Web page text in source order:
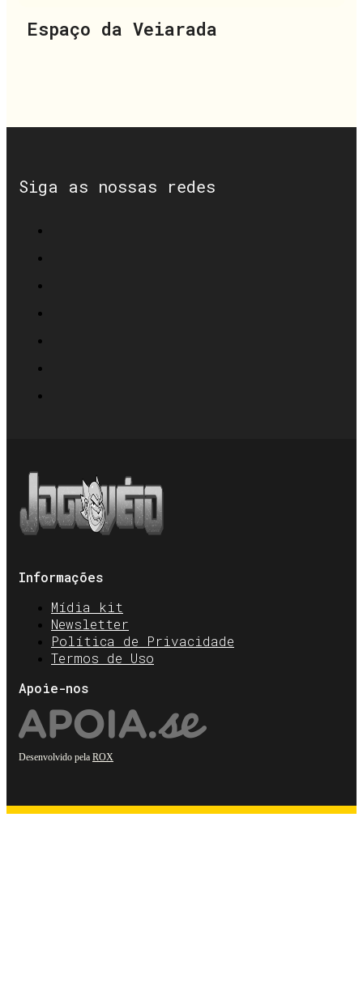
Espaço da Veiarada
Siga as nossas redes
Informações
Mídia kit
Newsletter
Política de Privacidade
Termos de Uso
Apoie-nos
Desenvolvido pela ROX